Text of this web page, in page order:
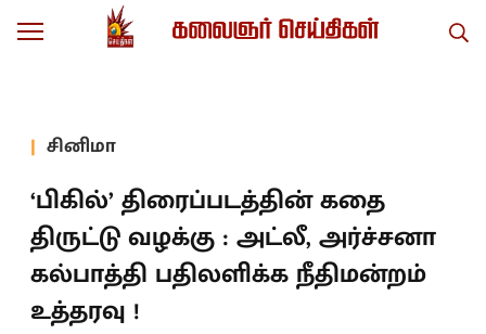
சினிமா
‘பிகில்’ திரைப்படத்தின் கதை
திருட்டு வழக்கு : அட்லீ, அர்ச்சனா
கல்பாத்தி பதிலளிக்க நீதிமன்றம்
உத்தரவு !